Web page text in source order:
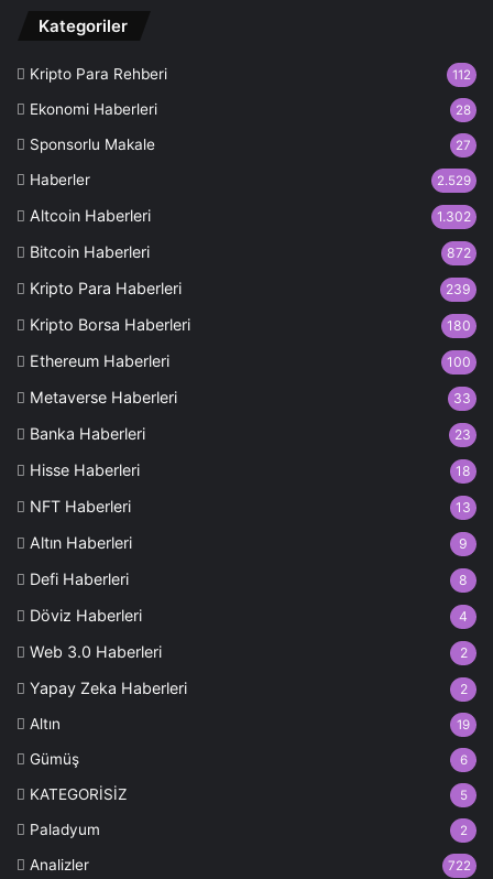
Kategoriler
Kripto Para Rehberi 112
Ekonomi Haberleri 28
Sponsorlu Makale 27
Haberler 2.529
Altcoin Haberleri 1.302
Bitcoin Haberleri 872
Kripto Para Haberleri 239
Kripto Borsa Haberleri 180
Ethereum Haberleri 100
Metaverse Haberleri 33
Banka Haberleri 23
Hisse Haberleri 18
NFT Haberleri 13
Altın Haberleri 9
Defi Haberleri 8
Döviz Haberleri 4
Web 3.0 Haberleri 2
Yapay Zeka Haberleri 2
Altın 19
Gümüş 6
KATEGORİSİZ 5
Paladyum 2
Analizler 722